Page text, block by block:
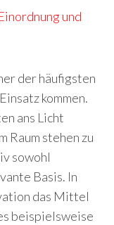
und
der häufigsten
kommen.
ans Licht
Raum stehen zu
sowohl
Basis. In
das Mittel
beispielsweise